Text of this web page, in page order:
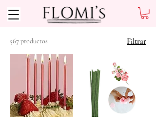
567 productos Filtrar